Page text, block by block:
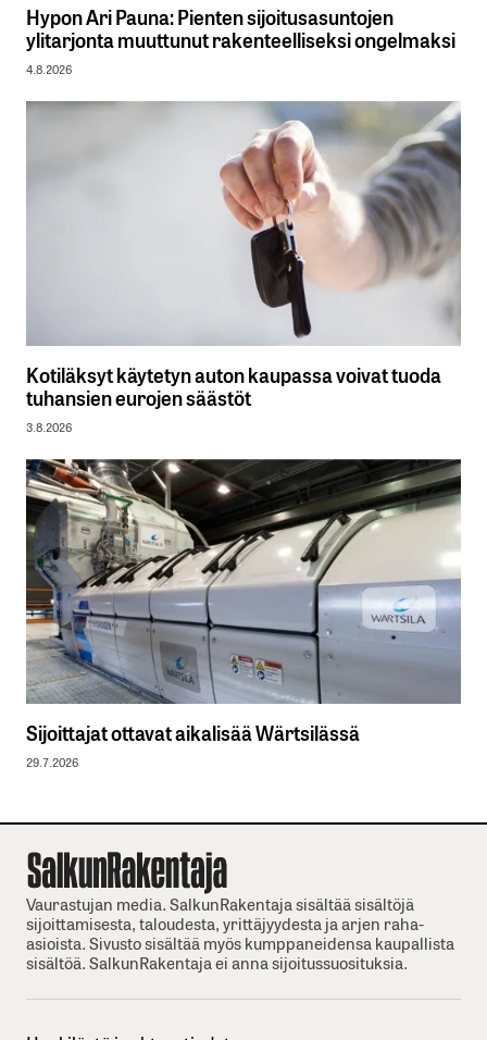
Hypon Ari Pauna: Pienten sijoitusasuntojen
ylitarjonta muuttunut rakenteelliseksi ongelmaksi
4.8.2026
Kotiläksyt käytetyn auton kaupassa voivat tuoda
tuhansien eurojen säästöt
3.8.2026
Sijoittajat ottavat aikalisää Wärtsilässä
29.7.2026
Vaurastujan media. SalkunRakentaja sisältää sisältöjä
sijoittamisesta, taloudesta, yrittäjyydesta ja arjen raha-
asioista. Sivusto sisältää myös kumppaneidensa kaupallista
sisältöä. SalkunRakentaja ei anna sijoitussuosituksia.